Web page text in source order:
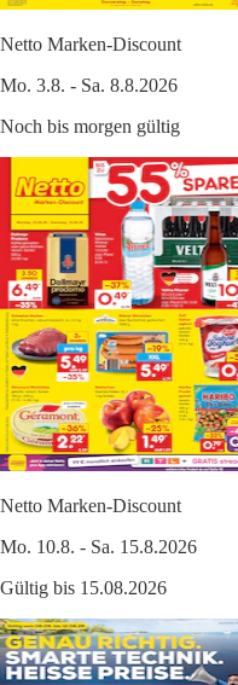
Netto Marken-Discount
Mo. 3.8. - Sa. 8.8.2026
Noch bis morgen gültig
Netto Marken-Discount
Mo. 10.8. - Sa. 15.8.2026
Gültig bis 15.08.2026